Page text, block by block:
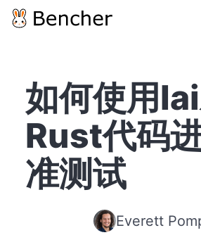
如何使用
Rust代码
准测试
Everett